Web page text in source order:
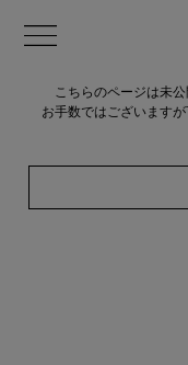
こちらのページは未
お手数ではございます